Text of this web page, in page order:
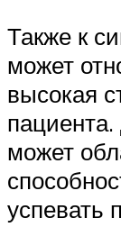
Также к
может
высокая
может
успевать